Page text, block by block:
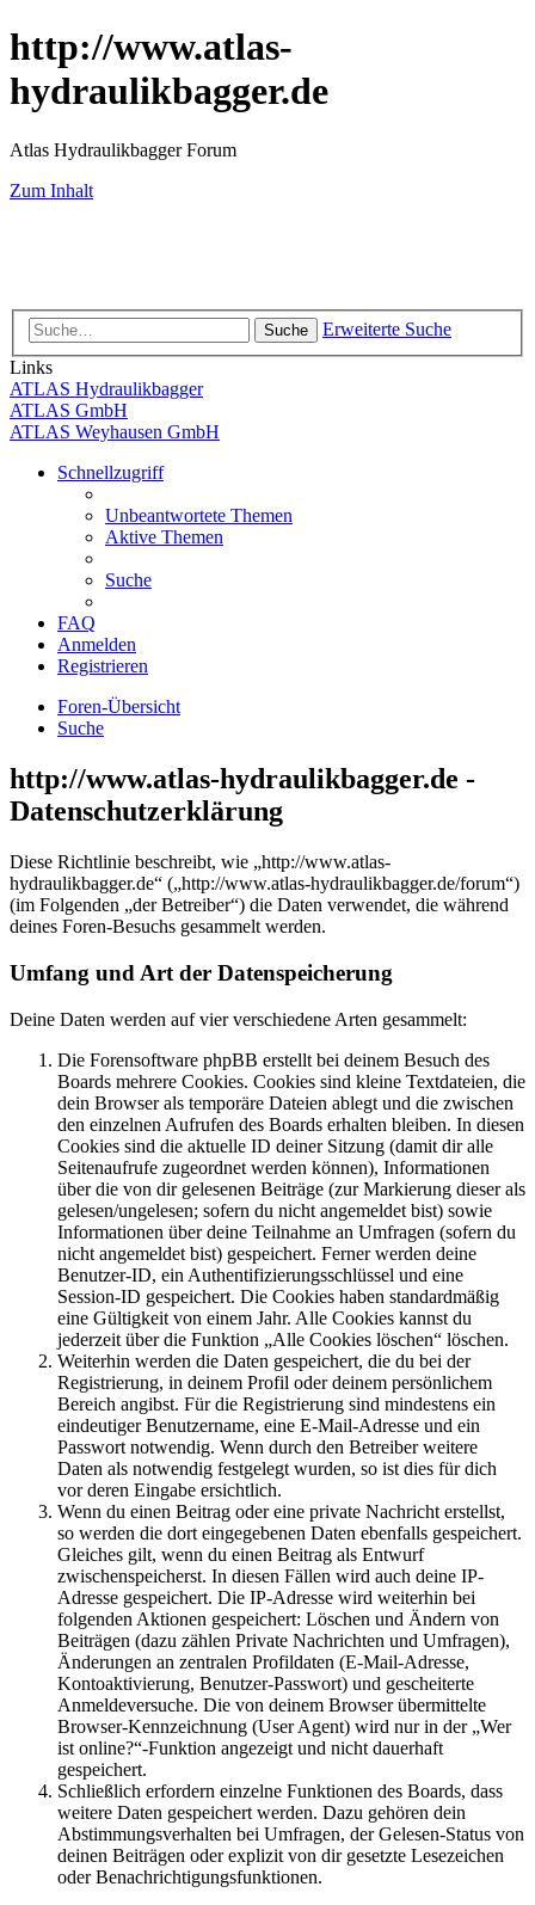
http://www.atlas-
hydraulikbagger.de
Atlas Hydraulikbagger Forum
Zum Inhalt
Suche
Erweiterte Suche
Links
ATLAS Hydraulikbagger
ATLAS GmbH
ATLAS Weyhausen GmbH
Schnellzugriff
Unbeantwortete Themen
Aktive Themen
Suche
FAQ
Anmelden
Registrieren
Foren-Übersicht
Suche
http://www.atlas-hydraulikbagger.de -
Datenschutzerklärung
Diese Richtlinie beschreibt, wie „http://www.atlas-
hydraulikbagger.de“ („http://www.atlas-hydraulikbagger.de/forum“)
(im Folgenden „der Betreiber“) die Daten verwendet, die während
deines Foren-Besuchs gesammelt werden.
Umfang und Art der Datenspeicherung
Deine Daten werden auf vier verschiedene Arten gesammelt:
Die Forensoftware phpBB erstellt bei deinem Besuch des
Boards mehrere Cookies. Cookies sind kleine Textdateien, die
dein Browser als temporäre Dateien ablegt und die zwischen
den einzelnen Aufrufen des Boards erhalten bleiben. In diesen
Cookies sind die aktuelle ID deiner Sitzung (damit dir alle
Seitenaufrufe zugeordnet werden können), Informationen
über die von dir gelesenen Beiträge (zur Markierung dieser als
gelesen/ungelesen; sofern du nicht angemeldet bist) sowie
Informationen über deine Teilnahme an Umfragen (sofern du
nicht angemeldet bist) gespeichert. Ferner werden deine
Benutzer-ID, ein Authentifizierungsschlüssel und eine
Session-ID gespeichert. Die Cookies haben standardmäßig
eine Gültigkeit von einem Jahr. Alle Cookies kannst du
jederzeit über die Funktion „Alle Cookies löschen“ löschen.
Weiterhin werden die Daten gespeichert, die du bei der
Registrierung, in deinem Profil oder deinem persönlichem
Bereich angibst. Für die Registrierung sind mindestens ein
eindeutiger Benutzername, eine E-Mail-Adresse und ein
Passwort notwendig. Wenn durch den Betreiber weitere
Daten als notwendig festgelegt wurden, so ist dies für dich
vor deren Eingabe ersichtlich.
Wenn du einen Beitrag oder eine private Nachricht erstellst,
so werden die dort eingegebenen Daten ebenfalls gespeichert.
Gleiches gilt, wenn du einen Beitrag als Entwurf
zwischenspeicherst. In diesen Fällen wird auch deine IP-
Adresse gespeichert. Die IP-Adresse wird weiterhin bei
folgenden Aktionen gespeichert: Löschen und Ändern von
Beiträgen (dazu zählen Private Nachrichten und Umfragen),
Änderungen an zentralen Profildaten (E-Mail-Adresse,
Kontoaktivierung, Benutzer-Passwort) und gescheiterte
Anmeldeversuche. Die von deinem Browser übermittelte
Browser-Kennzeichnung (User Agent) wird nur in der „Wer
ist online?“-Funktion angezeigt und nicht dauerhaft
gespeichert.
Schließlich erfordern einzelne Funktionen des Boards, dass
weitere Daten gespeichert werden. Dazu gehören dein
Abstimmungsverhalten bei Umfragen, der Gelesen-Status von
deinen Beiträgen oder explizit von dir gesetzte Lesezeichen
oder Benachrichtigungsfunktionen.